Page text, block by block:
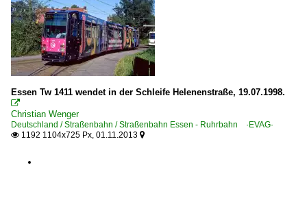
Essen Tw 1411 wendet in der Schleife Helenenstraße, 19.07.1998.

Christian Wenger
Deutschland / Straßenbahn / Straßenbahn Essen - Ruhrbahn ·EVAG·
 1192 1104x725 Px, 01.11.2013 